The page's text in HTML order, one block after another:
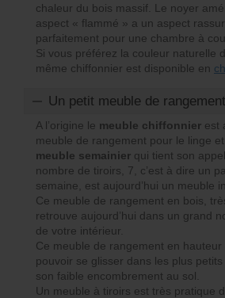
chaleur du bois massif. Le noyer
aspect « flammé » a un aspect
parfaitement pour une chambre à
Si vous préférez la couleur naturelle
même chiffonnier est disponible en
Un petit meuble de
A l’origine le meuble chiffonnier est
meuble de rangement pour le linge
meuble semainier qui tient son
nombre de tiroirs, 7, c’est à dire un
semaine, est aujourd’hui un meuble
Ce meuble de rangement en bois,
retrouve aujourd’hui dans un grand
de votre intérieur.
Ce meuble de rangement en hauteur
pouvoir se glisser dans les plus
son faible encombrement au sol.
Un meuble à tiroirs est très pratique